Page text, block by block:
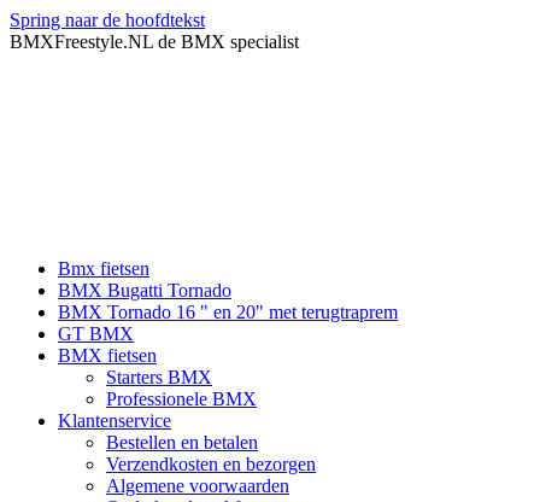
Spring naar de hoofdtekst
BMXFreestyle.NL de BMX specialist
Bmx fietsen
BMX Bugatti Tornado
BMX Tornado 16 " en 20" met terugtraprem
GT BMX
BMX fietsen
Starters BMX
Professionele BMX
Klantenservice
Bestellen en betalen
Verzendkosten en bezorgen
Algemene voorwaarden